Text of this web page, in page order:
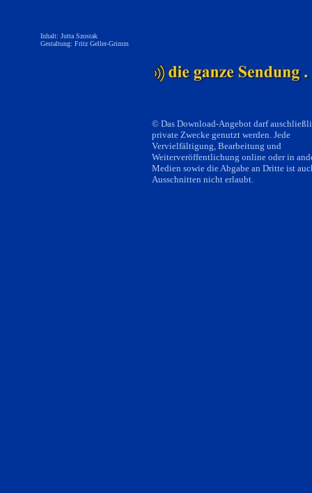
Inhalt: Jutta Szostak
Gestaltung: Fritz Geller-Grimm
© Das Download-Angebot darf
private Zwecke genutzt werden. Jede
Vervielfältigung, Bearbeitung und
Weiterveröffentlichung online oder in
Medien sowie die Abgabe an Dritte ist
Ausschnitten nicht erlaubt.